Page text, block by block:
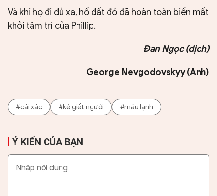
Và khi họ đi đủ xa, hố đất đó đã hoàn toàn biến mất
khỏi tâm trí của Phillip.
Đan Ngọc (dịch)
George Nevgodovskyy (Anh)
#cái xác #kẻ giết người #máu lạnh
Ý KIẾN CỦA BẠN